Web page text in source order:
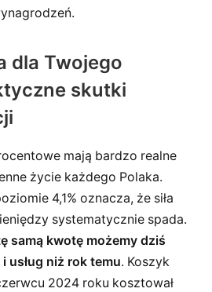
dla Twojego
skutki
mają bardzo realne
życie każdego Polaka.
4,1% oznacza, że siła
systematycznie spada.
samą kwotę możemy dziś
usług niż rok temu. Koszyk
2024 roku kosztował